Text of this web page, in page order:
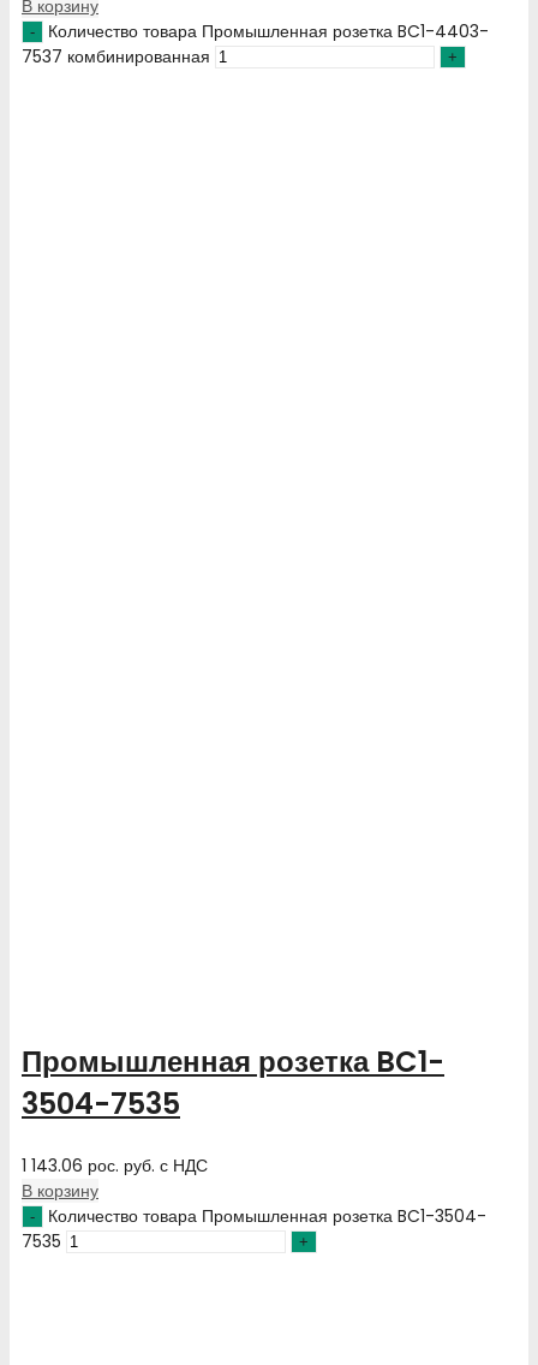
В корзину
Количество товара Промышленная розетка BC1-4403-
7537 комбинированная
Промышленная розетка BC1-
3504-7535
1 143.06 рос. руб. с НДС
В корзину
Количество товара Промышленная розетка BC1-3504-
7535